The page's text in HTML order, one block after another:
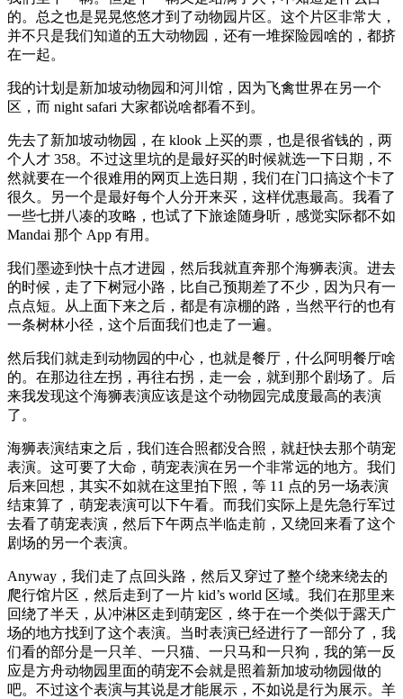
的。总之也是晃晃悠悠才到了动物园片区。这个片区非常大，
并不只是我们知道的五大动物园，还有一堆探险园啥的，都挤
在一起。
我的计划是新加坡动物园和河川馆，因为飞禽世界在另一个
区，而 night safari 大家都说啥都看不到。
先去了新加坡动物园，在 klook 上买的票，也是很省钱的，两
个人才 358。不过这里坑的是最好买的时候就选一下日期，不
然就要在一个很难用的网页上选日期，我们在门口搞这个卡了
很久。另一个是最好每个人分开来买，这样优惠最高。我看了
一些七拼八凑的攻略，也试了下旅途随身听，感觉实际都不如
Mandai 那个 App 有用。
我们墨迹到快十点才进园，然后我就直奔那个海狮表演。进去
的时候，走了下树冠小路，比自己预期差了不少，因为只有一
点点短。从上面下来之后，都是有凉棚的路，当然平行的也有
一条树林小径，这个后面我们也走了一遍。
然后我们就走到动物园的中心，也就是餐厅，什么阿明餐厅啥
的。在那边往左拐，再往右拐，走一会，就到那个剧场了。后
来我发现这个海狮表演应该是这个动物园完成度最高的表演
了。
海狮表演结束之后，我们连合照都没合照，就赶快去那个萌宠
表演。这可要了大命，萌宠表演在另一个非常远的地方。我们
后来回想，其实不如就在这里拍下照，等 11 点的另一场表演
结束算了，萌宠表演可以下午看。而我们实际上是先急行军过
去看了萌宠表演，然后下午两点半临走前，又绕回来看了这个
剧场的另一个表演。
Anyway，我们走了点回头路，然后又穿过了整个绕来绕去的
爬行馆片区，然后走到了一片 kid’s world 区域。我们在那里来
回绕了半天，从冲淋区走到萌宠区，终于在一个类似于露天广
场的地方找到了这个表演。当时表演已经进行了一部分了，我
们看的部分是一只羊、一只猫、一只马和一只狗，我的第一反
应是方舟动物园里面的萌宠不会就是照着新加坡动物园做的
吧。不过这个表演与其说是才能展示，不如说是行为展示。羊